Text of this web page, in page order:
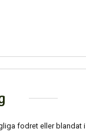
fodret eller blandat i